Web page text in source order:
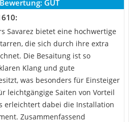
GUT
Savarez bietet eine hochwertige
die sich durch ihre extra
Die Besaitung ist so
Klang und gute
was besonders für Einsteiger
leichtgängige Saiten von Vorteil
erleichtert dabei die Installation
Zusammenfassend